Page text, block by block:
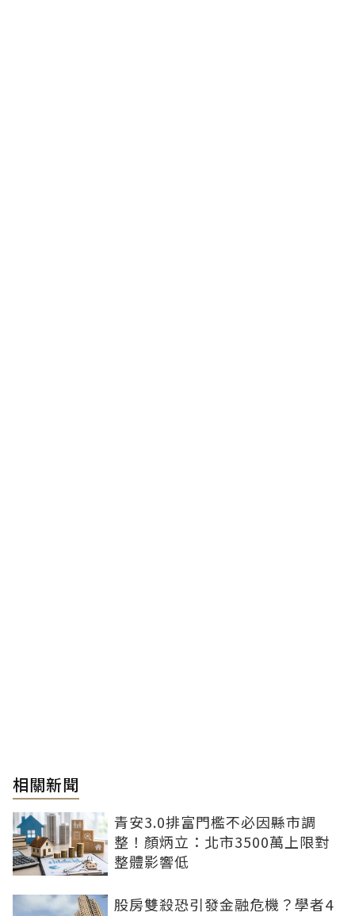
相關新聞
青安3.0排富門檻不必因縣市調
整！顏炳立：北市3500萬上限對
整體影響低
股房雙殺恐引發金融危機？學者4